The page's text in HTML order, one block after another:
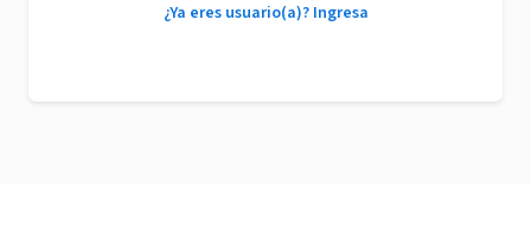
¿Ya eres usuario(a)? Ingresa